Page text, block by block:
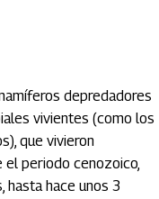
depredadores
vivientes (como los
que vivieron
el periodo cenozoico,
hasta hace unos 3